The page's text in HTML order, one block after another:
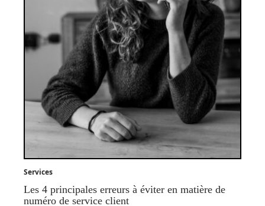
Services
Les 4 principales erreurs à éviter en matière de
numéro de service client